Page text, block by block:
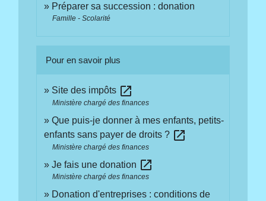
Préparer sa succession : donation
Famille - Scolarité
Pour en savoir plus
Site des impôts open_in_new
Ministère chargé des finances
Que puis-je donner à mes enfants, petits-
enfants sans payer de droits ? open_in_new
Ministère chargé des finances
Je fais une donation open_in_new
Ministère chargé des finances
Donation d'entreprises : conditions de